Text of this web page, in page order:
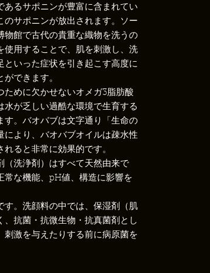
あるサポニンが豊富に含まれてい
のサポニンが放出されます。ソー
物館で古代の貴重な織物を洗うの
使用することで、肌を刺激し、洗
いった症状を引き起こす高度に
できます。
めに欠かせないオメガ3脂肪酸
水が乏しい過酷な環境で生育する
す。バオバブは文字通り「生命の
により、バオバブオイルは疎水性
れると非常に効果的です。
（洗浄剤）はすべて天然由来で
常な機能、pH値、構造に影響を
す。洗顔料の中では、保湿剤（肌
抗菌・抗微生物・抗真菌剤とし
激を与えたりする前に病原菌を